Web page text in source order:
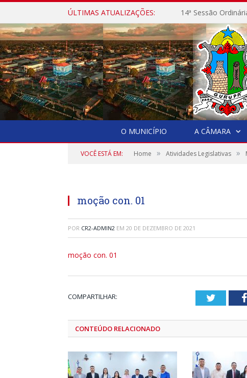
ÚLTIMAS ATUALIZAÇÕES: 14ª Sessão
O MUNICÍPIO A CÂMARA
VOCÊ ESTÁ EM: Home » Atividades Legislativas »
moção con. 01
POR CR2-ADMIN2 EM 20 DE DEZEMBRO DE 2021
moção con. 01
COMPARTILHAR: Twitter
CONTEÚDO RELACIONADO